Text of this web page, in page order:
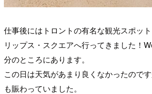
仕事後にはトロントの有名な観光スポッ
リップス・スクエアへ行ってきました！
分のところにあります。
この日は天気があまり良くなかったので
も賑わっていました。